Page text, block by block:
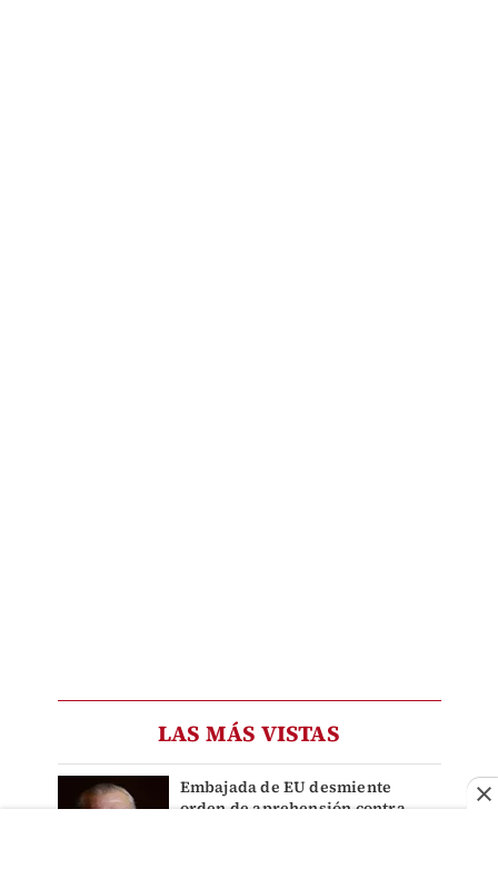
LAS MÁS VISTAS
Embajada de EU desmiente
orden de aprehensión contra